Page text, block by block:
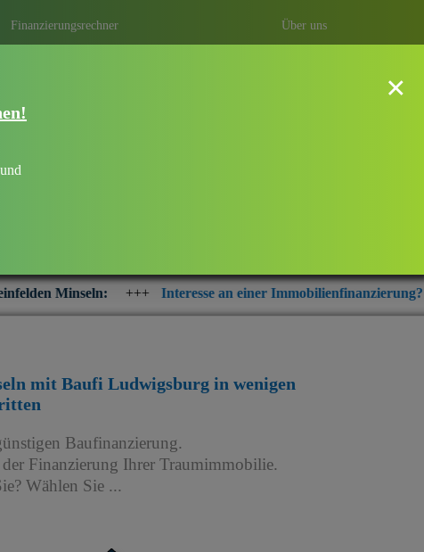
Finanzierungsrechner Über uns
in Rheinfelden Minseln
richtige Baufinanzierung erhalten.
günstige Finanzierung abschließen
Interesse an einer Immobilienfinanzierung? Prüfen Sie jetzt die
×
mit Baufi Ludwigsburg in wenigen
Baufinanzierung.
Finanzierung Ihrer Traumimmobilie.
Wählen Sie ...